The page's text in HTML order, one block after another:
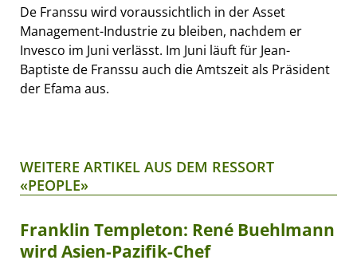
De Franssu wird voraussichtlich in der Asset
Management-Industrie zu bleiben, nachdem er
Invesco im Juni verlässt. Im Juni läuft für Jean-
Baptiste de Franssu auch die Amtszeit als Präsident
der Efama aus.
WEITERE ARTIKEL AUS DEM RESSORT
«PEOPLE»
Franklin Templeton: René Buehlmann
wird Asien-Pazifik-Chef